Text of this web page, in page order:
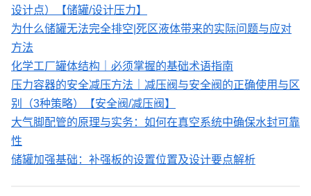
设计点）【储罐/设计压力】
为什么储罐无法完全排空|死区液体带来的实际问题与应对
方法
化学工厂罐体结构｜必须掌握的基础术语指南
压力容器的安全减压方法｜减压阀与安全阀的正确使用与区
别（3种策略）【安全阀/减压阀】
大气脚配管的原理与实务：如何在真空系统中确保水封可靠
性
储罐加强基础：补强板的设置位置及设计要点解析